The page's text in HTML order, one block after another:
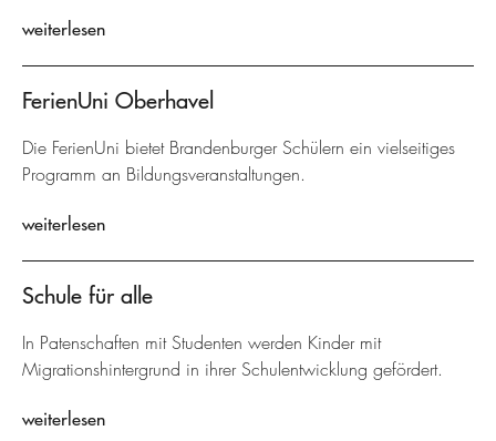
weiterlesen
FerienUni Oberhavel
Die FerienUni bietet Brandenburger Schülern ein vielseitiges
Programm an Bildungsveranstaltungen.
weiterlesen
Schule für alle
In Patenschaften mit Studenten werden Kinder mit
Migrationshintergrund in ihrer Schulentwicklung gefördert.
weiterlesen